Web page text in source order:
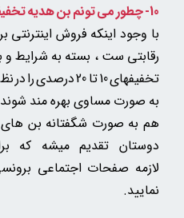
10- چطور می تونم بن هدیه تخفیف داشته باشم؟
با وجود اینکه فروش
رقابتی ست ، بسته به شرایط و
تخفیفهای 10 تا 20
به صورت مساوی بهره مند
هم به صورت شگفتانه بن
دوستان تقدیم میشه که
لازمه صفحات اجتماعی
نمایید.